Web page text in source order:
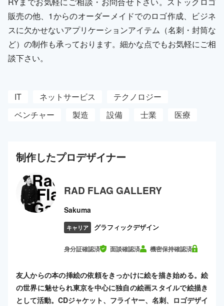
販売の他、1からのオーダーメイドでのロゴ作成、ビジネ
スに欠かせないアプリケーションアイテム（名刺・封筒な
ど）の制作も承っております。細かな点でもお気軽にご相
談下さい。
IT ネットサービス
テクノロジー
ベンチャー
製造 設備 士業 医療
制作したプロデザイナー
RAD FLAG GALLERY
Sakuma
キャリア グラフィックデザイン
身分証確認済 面談確認済 機密保持確認済
友人からの本の挿絵の依頼をきっかけに絵を描き始める。絵
の世界に魅せられ東京を中心に独自の絵画スタイルで絵描き
として活動。CDジャケット、フライヤー、名刺、ロゴデザイ